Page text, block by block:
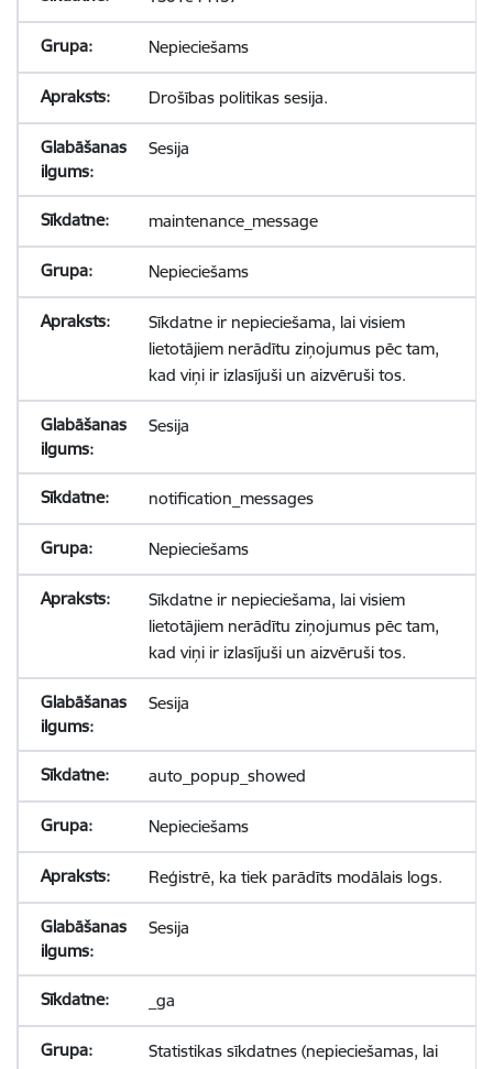
Nepieciešams
Drošības politikas sesija.
Sesija
maintenance_message
Nepieciešams
Sīkdatne ir nepieciešama, lai visiem
lietotājiem nerādītu ziņojumus pēc tam,
kad viņi ir izlasījuši un aizvēruši tos.
Sesija
notification_messages
Nepieciešams
Sīkdatne ir nepieciešama, lai visiem
lietotājiem nerādītu ziņojumus pēc tam,
kad viņi ir izlasījuši un aizvēruši tos.
Sesija
auto_popup_showed
Nepieciešams
Reģistrē, ka tiek parādīts modālais logs.
Sesija
_ga
Statistikas sīkdatnes (nepieciešamas, lai